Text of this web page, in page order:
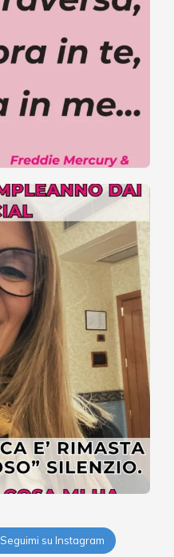
Seguimi su Instagram